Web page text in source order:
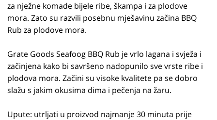
za nježne komade bijele ribe, škampa i za plodove
mora. Zato su razvili posebnu mješavinu začina BBQ
Rub za plodove mora.
Grate Goods Seafoog BBQ Rub je vrlo lagana i svježa i
začinjena kako bi savršeno nadopunilo sve vrste ribe i
plodova mora. Začini su visoke kvalitete pa se dobro
slažu s jakim okusima dima i pečenja na žaru.
Upute: utrljati u proizvod najmanje 30 minuta prije